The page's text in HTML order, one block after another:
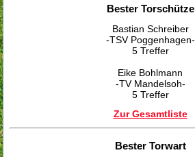
Bester Torschütze
Bastian Schreiber
-TSV Poggenhagen-
5 Treffer
Eike Bohlmann
-TV Mandelsoh-
5 Treffer
Zur Gesamtliste
Bester Torwart